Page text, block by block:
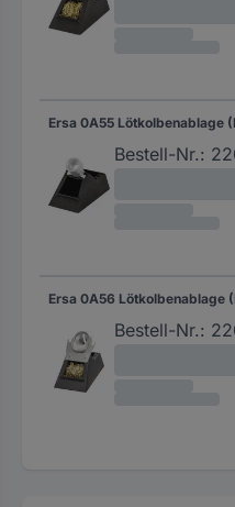
Ersa 0A55 Lötkolbenablage
Bestell-Nr.:
Ersa 0A56 Lötkolbenablage
Bestell-Nr.: